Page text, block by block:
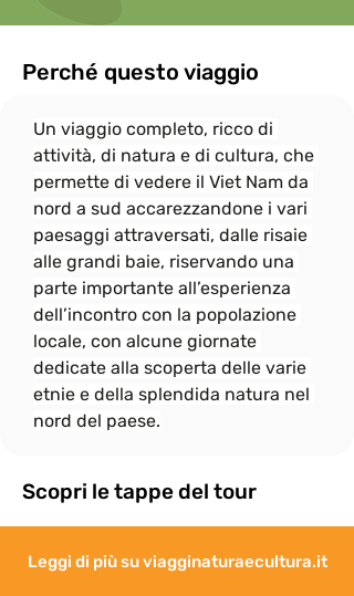
"lente" e per questo
necessario, per attendere eventuali
"ritardatari"; ciò non
esenta però i più “pigri” a fare del loro
meglio per non distaccarsi troppo dal
gruppo e rallentare
eccessivamente le attività.
Perché questo viaggio
Un viaggio completo, ricco di
attività, di natura e di cultura, che
permette di vedere il Viet Nam da
nord a sud accarezzandone i vari
paesaggi attraversati, dalle risaie
alle grandi baie, riservando una
parte importante all’esperienza
dell’incontro con la popolazione
locale, con alcune giornate
dedicate alla scoperta delle varie
etnie e della splendida natura nel
nord del paese.
Scopri le tappe del tour
Leggi di più su viagginaturaecultura.it